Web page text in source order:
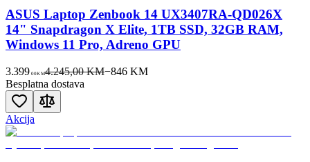
ASUS Laptop Zenbook 14 UX3407RA-QD026X
14" Snapdragon X Elite, 1TB SSD, 32GB RAM,
Windows 11 Pro, Adreno GPU
3.399 00KM4.245,00 KM−846KM
Besplatna dostava
Akcija